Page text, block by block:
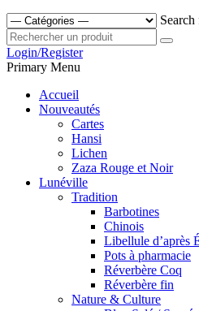
Search
Login/Register
Primary Menu
Accueil
Nouveautés
Cartes
Hansi
Lichen
Zaza Rouge et Noir
Lunéville
Tradition
Barbotines
Chinois
Libellule d’après
Pots à pharmacie
Réverbère Coq
Réverbère fin
Nature & Culture